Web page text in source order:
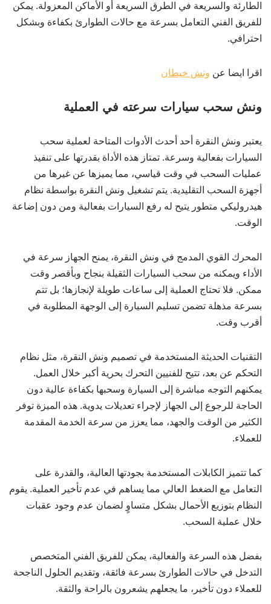
الطارئة والسريعة في الطرق السريعة أو الأماكن المعزولة. يمكن
للفريق الفني التعامل بسرعة مع حالات الطوارئ بكفاءة وبشكل
احترافي.
اقرا ايضا عن ونش خيطان
ونش سحب سيارات سرعته في العملية
يعتبر ونش النقرة أحد أحدث الأدوات المتاحة لعملية سحب
السيارات بفعالية وسرعة. تمتاز هذه الأداة بقدرتها على تنفيذ
عمليات السحب في وقت قياسي، مما يميزها عن غيرها من
أجهزة السحب التقليدية. يتم تشغيل ونش النقرة بواسطة نظام
هيدروليكي متطور يتيح له رفع السيارات بفعالية ومن دون إضاعة
الوقت.
المحرك القوي المدمج في ونش النقرة، يمنح الجهاز سرعة في
الأداء ويمكنه من سحب السيارات الثقيلة بنجاح وبأقصر وقت
ممكن. فلا تحتاج العملية إلى ساعات طويلة لإنجازها؛ بل تتم
بسرعة مذهلة تضمن تسليم السيارة إلى الوجهة المطلوبة في
أقرب وقت.
التقنيات الحديثة المستخدمة في تصميم ونش النقرة، مثل نظام
التحكم عن بعد، تتيح للفنيين التحرك بحرية أكبر خلال العمل.
يمكنهم التوجه مباشرة إلى السيارة وسحبها بكفاءة عالية دون
الحاجة للرجوع إلى الجهاز لإجراء تعديلات يدوية. هذه الميزة توفر
الكثير من الوقت والجهد، مما يعزز من سرعة الخدمة المقدمة
للعملاء.
كما تتميز الكابلات المستخدمة بجودتها العالية، والقدرة على
التعامل مع الضغط العالي مما يساهم في عدم تأخير العملية. يقوم
النظام بتوزيع الأحمال بشكل متساوٍ لضمان عدم وجود عقبات
خلال عملية السحب.
بفضل هذه السرعة والفعالية، يمكن للفريق الفني المتخصص
التدخل في حالات الطوارئ بسرعة فائقة، وتقديم الحلول الناجحة
للعملاء دون تأخير، ما يجعلهم يشعرون بالراحة والثقة.